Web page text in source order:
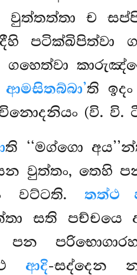
වුත්තත්තා ච
පටික්ඛිපිත්වා
ගහෙත්වා
ති
(වි. වි.
ති ‘‘මග්ගො
වුත්තං, තෙහි
වට්ටති. තත්ථ
සති පච්චයෙ
පන
ආදි-සද්දෙන